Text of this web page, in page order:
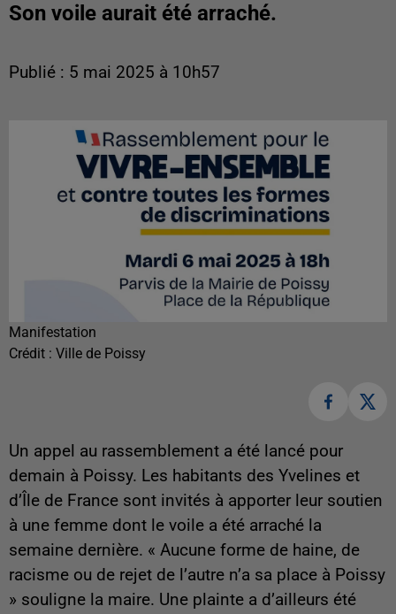
Son voile aurait été arraché.
Publié : 5 mai 2025 à 10h57
Manifestation
Crédit : Ville de Poissy
Un appel au rassemblement a été lancé pour
demain à Poissy. Les habitants des Yvelines et
d’Île de France sont invités à apporter leur soutien
à une femme dont le voile a été arraché la
semaine dernière. « Aucune forme de haine, de
racisme ou de rejet de l’autre n’a sa place à Poissy
» souligne la maire. Une plainte a d’ailleurs été